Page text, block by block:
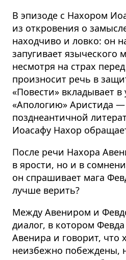
В эпизоде с Нахором
из откровения о
находчиво и ловко: он
запугивает языческого
несмотря на страх
произносит речь в
«Повести» вкладывает в
«Апологию» Аристида
позднеантичной
Иоасафу Нахор
После речи Нахора
в ярости, но и в
он спрашивает мага
лучше верить?
Между Авениром и
диалог, в котором
Авенира и говорит, что
неизбежно побеждены,